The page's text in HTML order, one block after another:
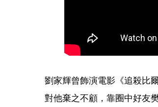
劉家輝曾飾演電影《追殺比
對他棄之不顧，靠圈中好友